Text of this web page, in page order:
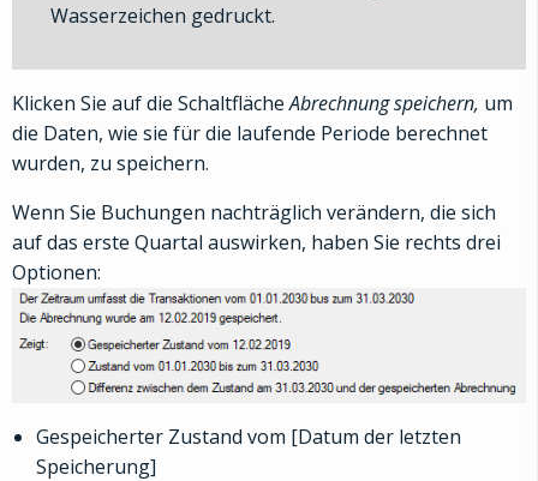
Wasserzeichen gedruckt.
Klicken Sie auf die SchaltflächeAbrechnung speichern, um
die Daten, wie sie für die laufende Periode berechnet
wurden, zu speichern.
Wenn Sie Buchungen nachträglich verändern, die sich
auf das erste Quartal auswirken, haben Sie rechts drei
Optionen:
Gespeicherter Zustand vom [Datum der letzten
Speicherung]